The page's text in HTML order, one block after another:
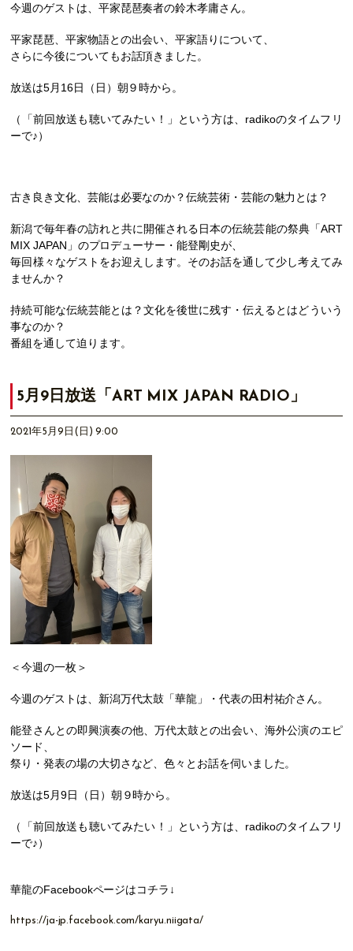
今週のゲストは、平家琵琶奏者の鈴木孝庸さん。
平家琵琶、平家物語との出会い、平家語りについて、
さらに今後についてもお話頂きました。
放送は5月16日（日）朝９時から。
（「前回放送も聴いてみたい！」という方は、radikoのタイムフリ
ーで♪）
古き良き文化、芸能は必要なのか？伝統芸術・芸能の魅力とは？
新潟で毎年春の訪れと共に開催される日本の伝統芸能の祭典「ART
MIX JAPAN」のプロデューサー・能登剛史が、
毎回様々なゲストをお迎えします。そのお話を通して少し考えてみ
ませんか？
持続可能な伝統芸能とは？文化を後世に残す・伝えるとはどういう
事なのか？
番組を通して迫ります。
5月9日放送「ART MIX JAPAN RADIO」
2021年5月9日(日) 9:00
＜今週の一枚＞
今週のゲストは、新潟万代太鼓「華龍」・代表の田村祐介さん。
能登さんとの即興演奏の他、万代太鼓との出会い、海外公演のエピ
ソード、
祭り・発表の場の大切さなど、色々とお話を伺いました。
放送は5月9日（日）朝９時から。
（「前回放送も聴いてみたい！」という方は、radikoのタイムフリ
ーで♪）
華龍のFacebookページはコチラ↓
https://ja-jp.facebook.com/karyu.niigata/